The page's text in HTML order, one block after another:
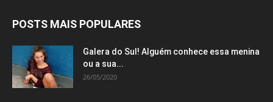
POSTS MAIS POPULARES
Galera do Sul! Alguém conhece essa menina
ou a sua...
26/05/2020